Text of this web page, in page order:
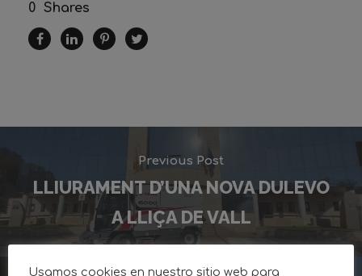
0 Shares
Previous Post
LLIURAMENT D’UNA NOVA DULEVO
A LLIÇA DE VALL
Usamos cookies en nuestro sitio web para